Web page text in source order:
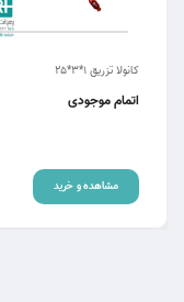
کانولا تزریق 1*3*25
اتمام موجودی
مشاهده و خرید